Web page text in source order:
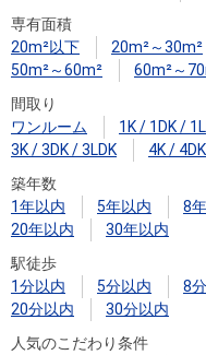
専有面積
20m²以下
20m²～30m²
50m²～60m²
60m²～
間取り
ワンルーム
1K / 1DK /
3K / 3DK / 3LDK
4K /
築年数
1年以内
5年以内 8
20年以内
30年以内
駅徒歩
1分以内
5分以内 8
20分以内
30分以内
人気のこだわり条件